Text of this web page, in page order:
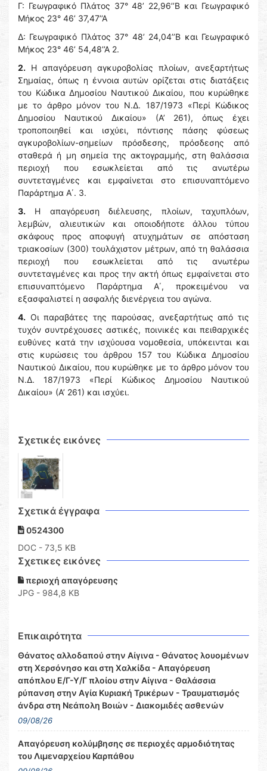
Γ: Γεωγραφικό Πλάτος 37° 48’ 22,96’’Β και Γεωγραφικό
Μήκος 23° 46’ 37,47’’Α
Δ: Γεωγραφικό Πλάτος 37° 48’ 24,04’’Β και Γεωγραφικό
Μήκος 23° 46’ 54,48’’Α 2.
2. Η απαγόρευση αγκυροβολίας πλοίων, ανεξαρτήτως
Σημαίας, όπως η έννοια αυτών ορίζεται στις διατάξεις
του Κώδικα Δημοσίου Ναυτικού Δικαίου, που κυρώθηκε
με το άρθρο μόνον του Ν.Δ. 187/1973 «Περί Κώδικος
Δημοσίου Ναυτικού Δικαίου» (Α’ 261), όπως έχει
τροποποιηθεί και ισχύει, πόντισης πάσης φύσεως
αγκυροβολίων-σημείων πρόσδεσης, πρόσδεσης από
σταθερά ή μη σημεία της ακτογραμμής, στη θαλάσσια
περιοχή που εσωκλείεται από τις ανωτέρω
συντεταγμένες και εμφαίνεται στο επισυναπτόμενο
Παράρτημα Α΄. 3.
3. Η απαγόρευση διέλευσης, πλοίων, ταχυπλόων,
λεμβών, αλιευτικών και οποιοδήποτε άλλου τύπου
σκάφους προς αποφυγή ατυχημάτων σε απόσταση
τριακοσίων (300) τουλάχιστον μέτρων, από τη θαλάσσια
περιοχή που εσωκλείεται από τις ανωτέρω
συντεταγμένες και προς την ακτή όπως εμφαίνεται στο
επισυναπτόμενο Παράρτημα Α΄, προκειμένου να
εξασφαλιστεί η ασφαλής διενέργεια τoυ αγώνα.
4. Οι παραβάτες της παρούσας, ανεξαρτήτως από τις
τυχόν συντρέχουσες αστικές, ποινικές και πειθαρχικές
ευθύνες κατά την ισχύουσα νομοθεσία, υπόκεινται και
στις κυρώσεις του άρθρου 157 του Κώδικα Δημοσίου
Ναυτικού Δικαίου, που κυρώθηκε με το άρθρο μόνον του
Ν.Δ. 187/1973 «Περί Κώδικος Δημοσίου Ναυτικού
Δικαίου» (Α’ 261) και ισχύει.
Σχετικές εικόνες
Σχετικά έγγραφα
0524300
DOC - 73,5 KB
Σχετικες εικόνες
περιοχή απαγόρευσης
JPG - 984,8 KB
Επικαιρότητα
Θάνατος αλλοδαπού στην Αίγινα - Θάνατος λουομένων
στη Χερσόνησο και στη Χαλκίδα - Απαγόρευση
απόπλου Ε/Γ-Υ/Γ πλοίου στην Αίγινα - Θαλάσσια
ρύπανση στην Αγία Κυριακή Τρικέρων - Τραυματισμός
άνδρα στη Νεάπολη Βοιών - Διακομιδές ασθενών
09/08/26
Απαγόρευση κολύμβησης σε περιοχές αρμοδιότητας
του Λιμεναρχείου Καρπάθου